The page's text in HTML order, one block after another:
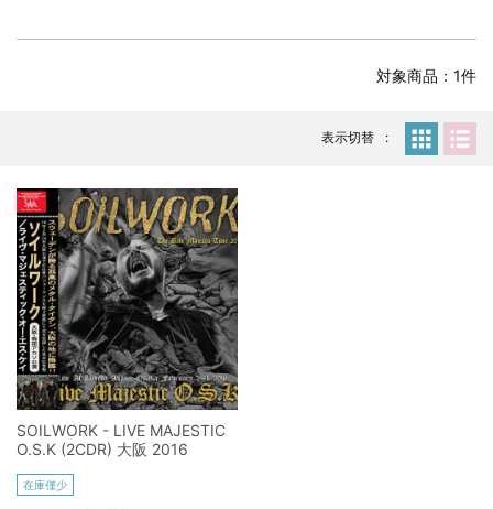
スコーピオンズ / 2024年6月15日 リスボン公演 FHD 完全収録！
マネスキン / 2024年6月9日 ドイツ ROCK AM RING 公演 FHD 完
リアム・ギャラガー / 2024年6月1日 英国シェフィールド公演 完
全収録！
*NEW RELEASE (最新約3ヶ月)
メガデス / 2023年8月4日 ドイツ W.O.A. 公演 FHD 完全収録！
*NEW RELEASE (最新約3ヶ月)
2024.6.9
ユーライア・ヒープ / 2023年8月3日 ドイツ W.O.A. 公演 FHD 完
全収録！
*NEW RELEASE (最新約3ヶ月)
2024.6.9
ジャーニー / 1979年5月8+9日 コロラド州 2公演 SBD 完全収録！
*NEW RELEASE (最新約3ヶ月)
*NEW RELEASE (最新約3ヶ月)
対象商品：1件
表示切替
SOILWORK - LIVE MAJESTIC
O.S.K (2CDR) 大阪 2016
在庫僅少